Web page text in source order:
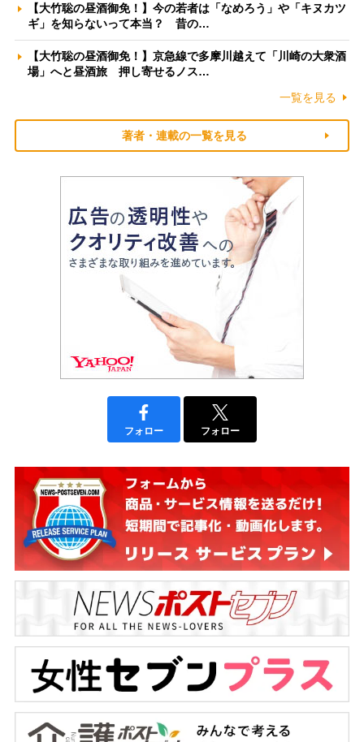
【大竹聡の昼酒御免！】今の若者は「なめろう」や「キヌカツ
ギ」を知らないって本当？ 昔の…
【大竹聡の昼酒御免！】京急線で多摩川越えて「川崎の大衆酒
場」へと昼酒旅 押し寄せるノス…
一覧を見る
著者・連載の一覧を見る
フォロー フォロー